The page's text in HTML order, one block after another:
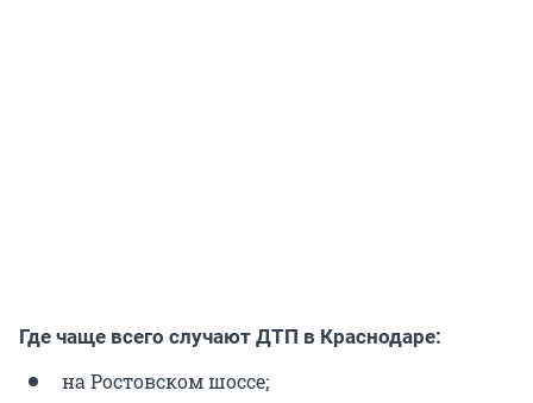
Где чаще всего случают ДТП в Краснодаре:
на Ростовском шоссе;